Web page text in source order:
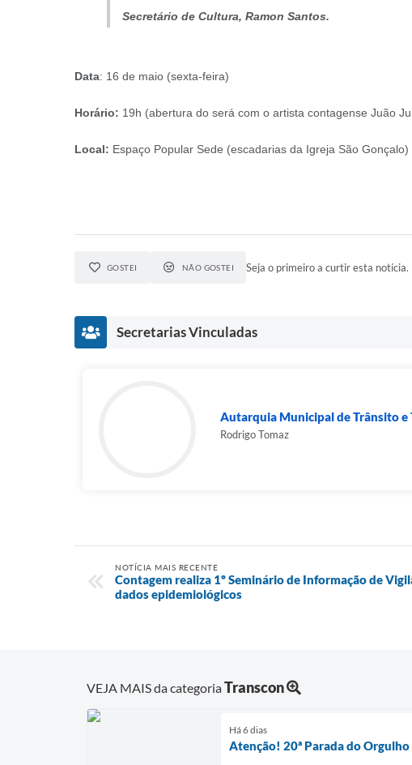
Secretário de Cultura, Ramon Santos.
Data: 16 de maio (sexta-feira)
Horário: 19h (abertura do será com o artista contagense Juão
Local: Espaço Popular Sede (escadarias da Igreja São
GOSTEI NÃO GOSTEI Seja o primeiro a curtir esta notícia.
Secretarias Vinculadas
Autarquia Municipal de Trânsito e
Rodrigo Tomaz
NOTÍCIA MAIS RECENTE
Contagem realiza 1º Seminário de Informação de
dados epidemiológicos
VEJA MAIS da categoriaTranscon
Há 6 dias
Atenção! 20ª Parada do